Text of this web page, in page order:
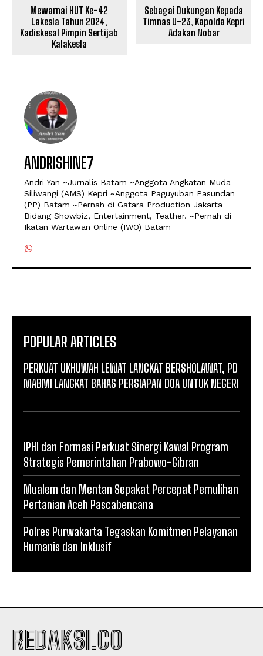
Mewarnai HUT Ke-42
Lakesla Tahun 2024,
Kadiskesal Pimpin Sertijab
Kalakesla
Sebagai Dukungan Kepada
Timnas U-23, Kapolda Kepri
Adakan Nobar
ANDRISHINE7
Andri Yan ~Jurnalis Batam ~Anggota Angkatan Muda
Siliwangi (AMS) Kepri ~Anggota Paguyuban Pasundan
(PP) Batam ~Pernah di Gatara Production Jakarta
Bidang Showbiz, Entertainment, Teather. ~Pernah di
Ikatan Wartawan Online (IWO) Batam
POPULAR ARTICLES
PERKUAT UKHUWAH LEWAT LANGKAT BERSHOLAWAT, PD
MABMI LANGKAT BAHAS PERSIAPAN DOA UNTUK NEGERI
IPHI dan Formasi Perkuat Sinergi Kawal Program
Strategis Pemerintahan Prabowo-Gibran
Mualem dan Mentan Sepakat Percepat Pemulihan
Pertanian Aceh Pascabencana
Polres Purwakarta Tegaskan Komitmen Pelayanan
Humanis dan Inklusif
REDAKSI.CO